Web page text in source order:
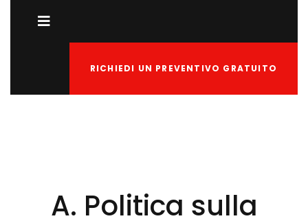
RICHIEDI UN PREVENTIVO GRATUITO
A. Politica sulla